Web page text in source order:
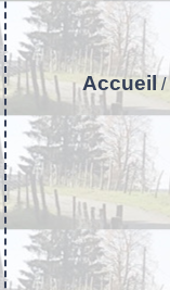
Accueil /